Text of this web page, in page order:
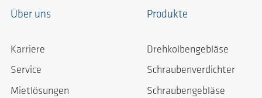
Über uns
Karriere
Service
Mietlösungen
Produkte
Drehkolbengebläse
Schraubenverdichter
Schraubengebläse